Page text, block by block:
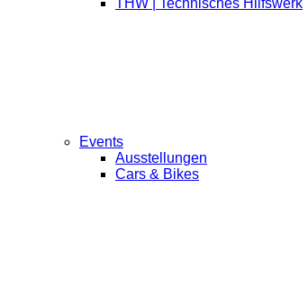
THW | Technisches Hilfswerk
Events
Ausstellungen
Cars & Bikes